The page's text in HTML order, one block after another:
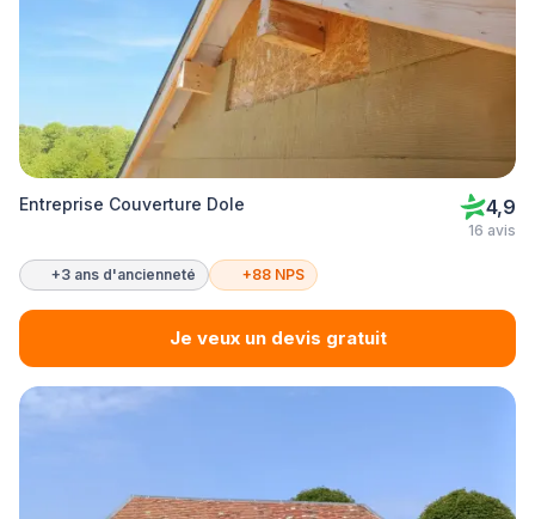
Entreprise Couverture Dole 4,9
16 avis
+3 ans d'ancienneté +88 NPS
Je veux un devis gratuit